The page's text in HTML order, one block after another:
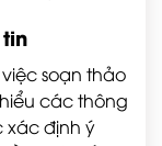
soạn thảo
các thông
xác định ý